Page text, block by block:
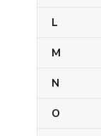
L
M
N
O